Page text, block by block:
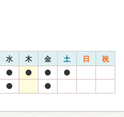
水 木 金 土 日 祝